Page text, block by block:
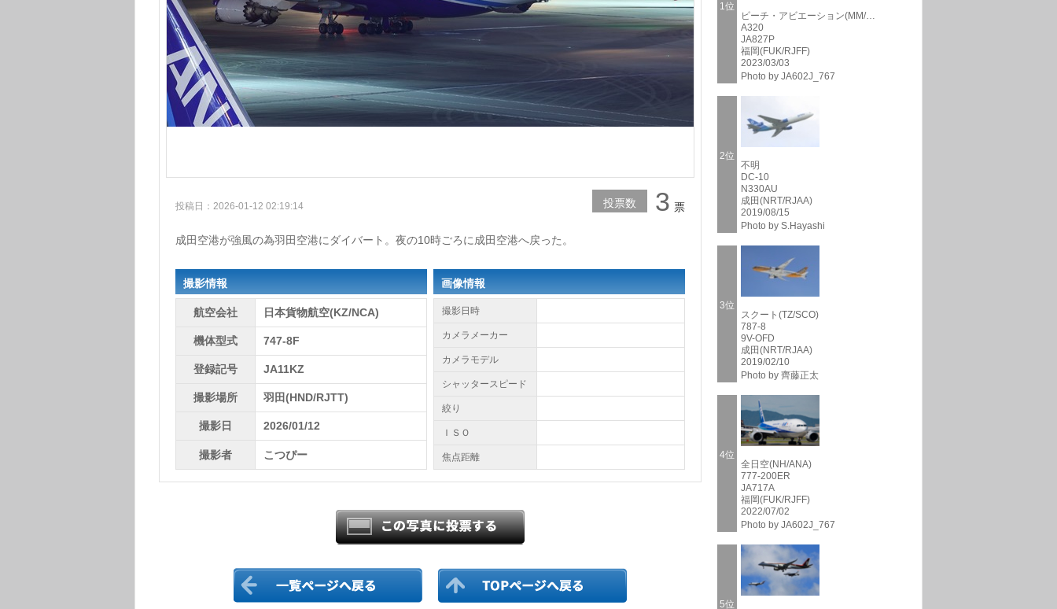
投稿日：2026-01-12 02:19:14 投票数 3 票
成田空港が強風の為羽田空港にダイバート。夜の10時ごろに成田空港へ戻った。
撮影情報
航空会社 日本貨物航空(KZ/NCA)
機体型式 747-8F
登録記号 JA11KZ
撮影場所 羽田(HND/RJTT)
撮影日 2026/01/12
撮影者 こつぴー
画像情報
撮影日時
カメラメーカー
カメラモデル
シャッタースピード
絞り
ＩＳＯ
焦点距離
1位
ピーチ・アビエーション(MM/…
A320
JA827P
福岡(FUK/RJFF)
2023/03/03
Photo by JA602J_767
2位
不明
DC-10
N330AU
成田(NRT/RJAA)
2019/08/15
Photo by S.Hayashi
3位
スクート(TZ/SCO)
787-8
9V-OFD
成田(NRT/RJAA)
2019/02/10
Photo by 齊藤正太
4位
全日空(NH/ANA)
777-200ER
JA717A
福岡(FUK/RJFF)
2022/07/02
Photo by JA602J_767
5位